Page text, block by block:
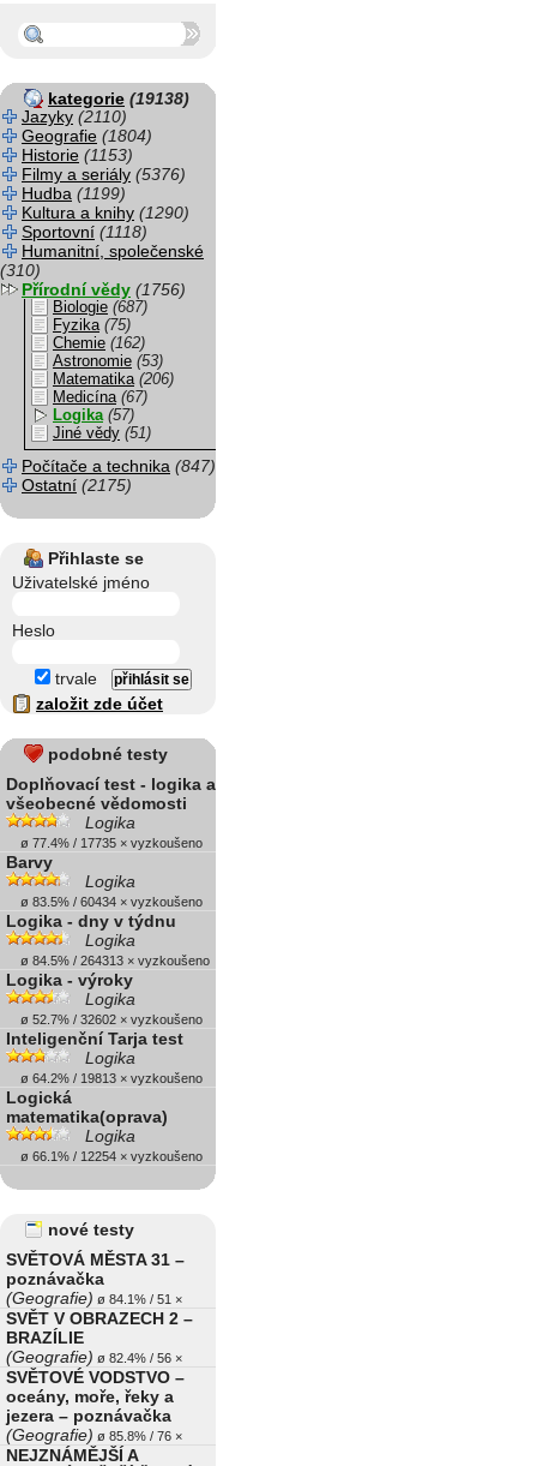
kategorie (19138)
Jazyky (2110)
Geografie (1804)
Historie (1153)
Filmy a seriály (5376)
Hudba (1199)
Kultura a knihy (1290)
Sportovní (1118)
Humanitní, společenské
(310)
Přírodní vědy (1756)
Biologie (687)
Fyzika (75)
Chemie (162)
Astronomie (53)
Matematika (206)
Medicína (67)
Logika (57)
Jiné vědy (51)
Počítače a technika (847)
Ostatní (2175)
Přihlaste se
Uživatelské jméno
Heslo
trvale
založit zde účet
podobné testy
Doplňovací test - logika a
všeobecné vědomosti
Logika
ø 77.4% / 17735 × vyzkoušeno
Barvy
Logika
ø 83.5% / 60434 × vyzkoušeno
Logika - dny v týdnu
Logika
ø 84.5% / 264313 × vyzkoušeno
Logika - výroky
Logika
ø 52.7% / 32602 × vyzkoušeno
Inteligenční Tarja test
Logika
ø 64.2% / 19813 × vyzkoušeno
Logická
matematika(oprava)
Logika
ø 66.1% / 12254 × vyzkoušeno
nové testy
SVĚTOVÁ MĚSTA 31 –
poznávačka
(Geografie) ø 84.1% / 51 ×
SVĚT V OBRAZECH 2 –
BRAZÍLIE
(Geografie) ø 82.4% / 56 ×
SVĚTOVÉ VODSTVO –
oceány, moře, řeky a
jezera – poznávačka
(Geografie) ø 85.8% / 76 ×
NEJZNÁMĚJŠÍ A